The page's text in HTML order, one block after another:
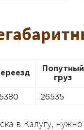
Попутный
груз
26535
в Калугу,